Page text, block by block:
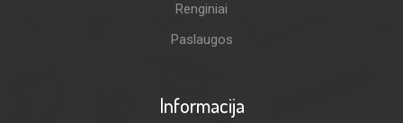
Renginiai
Paslaugos
Informacija